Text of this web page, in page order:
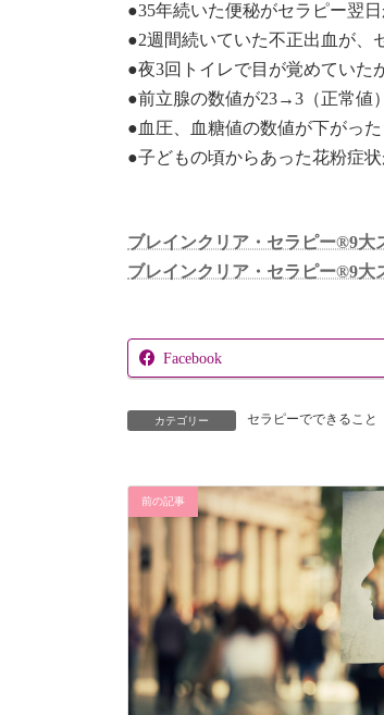
●35年続いた便秘がセラピー翌
●2週間続いていた不正出血が、
●夜3回トイレで目が覚めていた
●前立腺の数値が23→3（正常値
●血圧、血糖値の数値が下がった
●子どもの頃からあった花粉症
ブレインクリア・セラピー®9
ブレインクリア・セラピー®9
Facebook
カテゴリー セラピーでできること
前の記事